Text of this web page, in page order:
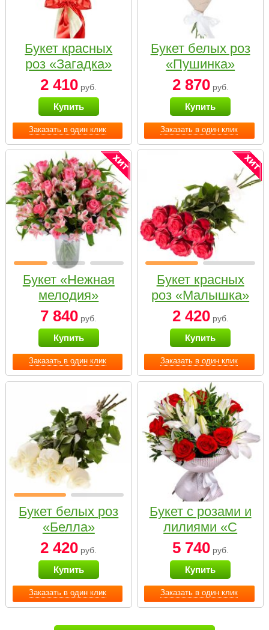
Заказать в один клик
Букет красных
роз «Загадка»
2 410 руб.
Купить
Заказать в один клик
Букет белых роз
«Пушинка»
2 870руб.
Купить
Заказать в один клик
Букет «Нежная
мелодия»
7 840 руб.
Купить
Заказать в один клик
Букет красных
роз «Малышка»
2 420руб.
Купить
Заказать в один клик
Букет белых роз
«Белла»
2 420 руб.
Купить
Заказать в один клик
Букет с розами и
лилиями «С
наилучшими
пожеланиями»
5 740руб.
Купить